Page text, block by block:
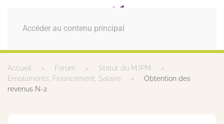
Accéder au contenu principal
MENU
Accueil Forum
Statut du MJPM
Emoluments, Financement, Salaire
Obtention des
revenus N-2